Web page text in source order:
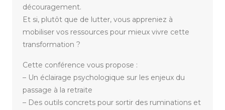
découragement.
Et si, plutôt que de lutter, vous appreniez à
mobiliser vos ressources pour mieux vivre cette
transformation ?
Cette conférence vous propose :
– Un éclairage psychologique sur les enjeux du
passage à la retraite
– Des outils concrets pour sortir des ruminations et